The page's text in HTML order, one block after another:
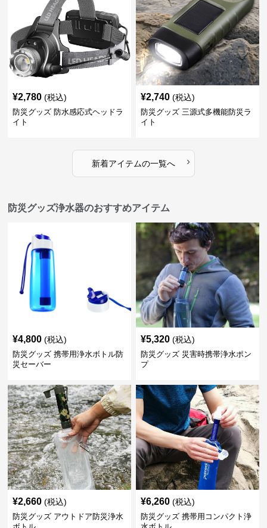
¥2,780 (税込)
防災グッズ 防水感応式ヘッドラ
イト
¥2,740 (税込)
防災グッズ 三源式多機能防災ラ
イト
新着アイテムの一覧へ ›
防災グッズ浄水器のおすすめアイテム
¥4,800 (税込)
防災グッズ 携帯用浄水ボトル防
災セーバー
¥5,320 (税込)
防災グッズ 災害時携帯浄水ポン
プ
¥2,660 (税込)
防災グッズ アウトドア防災浄水
¥6,260 (税込)
防災グッズ 携帯用コンパクト浄